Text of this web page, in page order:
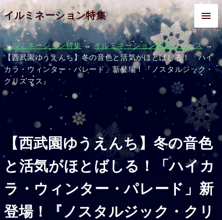
イルミネーション特集
イルミネーション特集→イルミネーション関連ニュース→
【西武園ゆうえんち】冬の音色と活気がほとばしる！「ハイ
カラ・ウィンター・パレード」新登場！『ノスタルジック・
クリスマス』
【西武園ゆうえんち】冬の音色
と活気がほとばしる！「ハイカ
ラ・ウィンター・パレード」新
登場！『ノスタルジック・クリ